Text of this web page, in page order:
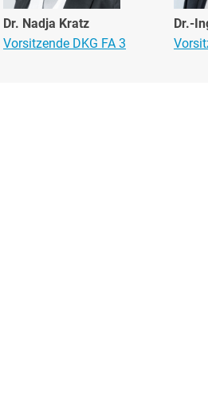
Dr. Nadja Kratz
Vorsitzende DKG FA 3
Dr.-